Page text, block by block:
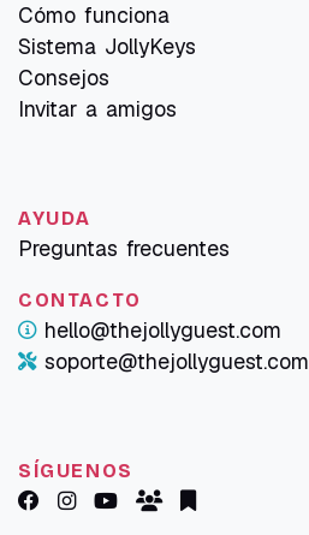
Cómo funciona
Sistema JollyKeys
Consejos
Invitar a amigos
AYUDA
Preguntas frecuentes
CONTACTO
hello@thejollyguest.com
soporte@thejollyguest.com
SÍGUENOS